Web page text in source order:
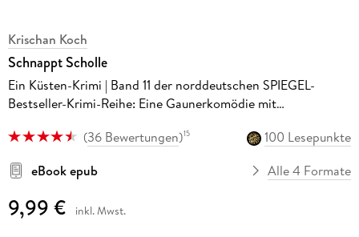
Krischan Koch
Schnappt Scholle
Ein Küsten-Krimi | Band 11 der norddeutschen SPIEGEL-
Bestseller-Krimi-Reihe: Eine Gaunerkomödie mit
(36 Bewertungen)15
100 Lesepunkte
eBook epub
Alle 4 Formate
9,99 € inkl. Mwst.